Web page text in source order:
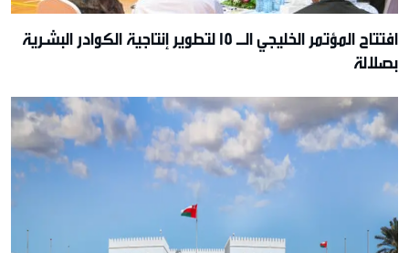
افتتاح المؤتمر الخليجي الـ 15 لتطوير إنتاجية الكوادر البشرية
بصلالة